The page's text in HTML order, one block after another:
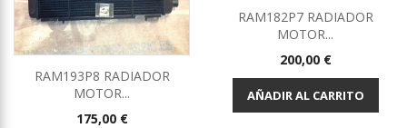
RAM193P8 RADIADOR
MOTOR...
Precio
175,00 €
RAM182P7 RADIADOR
MOTOR...
Precio
200,00 €
AÑADIR AL CARRITO